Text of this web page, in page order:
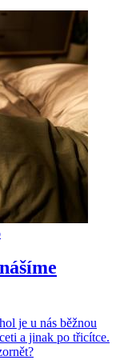
je u nás běžnou
a jinak po třicítce.